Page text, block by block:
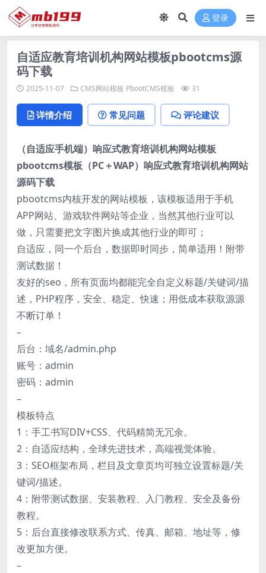
登录
自适应教育培训机构网站模板pbootcms源
码下载
2025-11-07 CMS网站模板 PbootCMS模板 31
详情介绍 常见问题 评论建议
（自适应手机端）响应式教育培训机构网站模板
pbootcms模板（PC＋WAP）响应式教育培训机构网站
源码下载
pbootcms内核开发的网站模板，该模板适用于手机
APP网站、游戏软件网站等企业，当然其他行业可以
做，只需要把文字图片换成其他行业的即可；
自适应，同一个后台，数据即时同步，简单适用！附带
测试数据！
友好的seo，所有页面均都能完全自定义标题/关键词/描
述，PHP程序，安全、稳定、快速；用低成本获取源源
不断订单！
–
后台：域名/admin.php
账号：admin
密码：admin
–
模板特点
1：手工书写DIV+CSS、代码精简无冗余。
2：自适应结构，全球先进技术，高端视觉体验。
3：SEO框架布局，栏目及文章页均可独立设置标题/关
键词/描述。
4：附带测试数据、安装教程、入门教程、安全及备份
教程。
5：后台直接修改联系方式、传真、邮箱、地址等，修
改更加方便。
–